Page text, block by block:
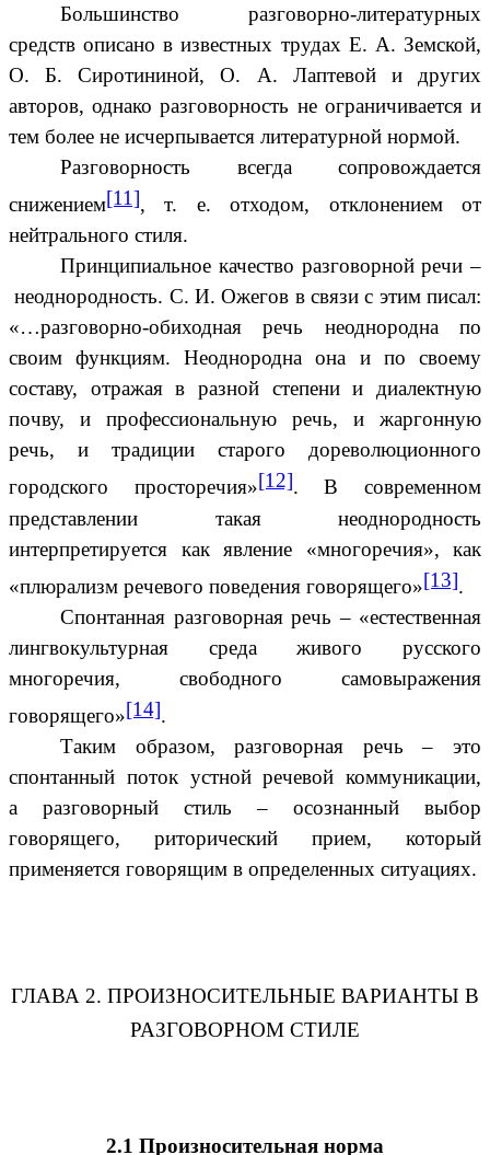
Большинство разговорно-литературных
средств описано в известных трудах Е. А. Земской,
О. Б. Сиротининой, О. А. Лаптевой и других
авторов, однако разговорность не ограничивается и
тем более не исчерпывается литературной нормой.
Разговорность всегда сопровождается
снижением[11], т. е. отходом, отклонением от
нейтрального стиля.
Принципиальное качество разговорной речи –
неоднородность. С. И. Ожегов в связи с этим писал:
«…разговорно-обиходная речь неоднородна по
своим функциям. Неоднородна она и по своему
составу, отражая в разной степени и диалектную
почву, и профессиональную речь, и жаргонную
речь, и традиции старого дореволюционного
городского просторечия»[12]. В современном
представлении такая неоднородность
интерпретируется как явление «многоречия», как
«плюрализм речевого поведения говорящего»[13].
Спонтанная разговорная речь – «естественная
лингвокультурная среда живого русского
многоречия, свободного самовыражения
говорящего»[14].
Таким образом, разговорная речь – это
спонтанный поток устной речевой коммуникации,
а разговорный стиль – осознанный выбор
говорящего, риторический прием, который
применяется говорящим в определенных ситуациях.
ГЛАВА 2. ПРОИЗНОСИТЕЛЬНЫЕ ВАРИАНТЫ В
РАЗГОВОРНОМ СТИЛЕ
2.1 Произносительная норма